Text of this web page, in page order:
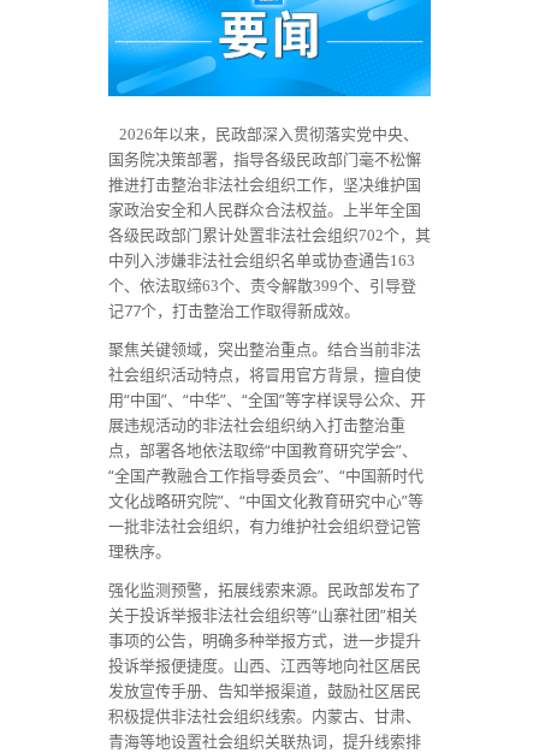
2026年以来，民政部深入贯彻落实党中央、
国务院决策部署，指导各级民政部门毫不松懈
推进打击整治非法社会组织工作，坚决维护国
家政治安全和人民群众合法权益。上半年全国
各级民政部门累计处置非法社会组织702个，其
中列入涉嫌非法社会组织名单或协查通告163
个、依法取缔63个、责令解散399个、引导登
记77个，打击整治工作取得新成效。
聚焦关键领域，突出整治重点。结合当前非法
社会组织活动特点，将冒用官方背景，擅自使
用“中国”、“中华”、“全国”等字样误导公众、开
展违规活动的非法社会组织纳入打击整治重
点，部署各地依法取缔“中国教育研究学会”、
“全国产教融合工作指导委员会”、“中国新时代
文化战略研究院”、“中国文化教育研究中心”等
一批非法社会组织，有力维护社会组织登记管
理秩序。
强化监测预警，拓展线索来源。民政部发布了
关于投诉举报非法社会组织等“山寨社团”相关
事项的公告，明确多种举报方式，进一步提升
投诉举报便捷度。山西、江西等地向社区居民
发放宣传手册、告知举报渠道，鼓励社区居民
积极提供非法社会组织线索。内蒙古、甘肃、
青海等地设置社会组织关联热词，提升线索排